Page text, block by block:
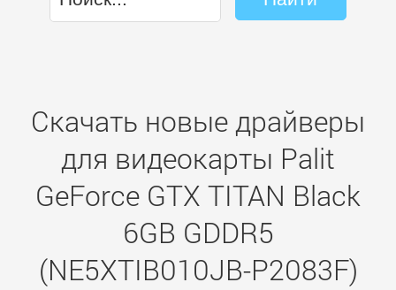
Скачать новые драйверы
для видеокарты Palit
GeForce GTX TITAN Black
6GB GDDR5
(NE5XTIB010JB-P2083F)